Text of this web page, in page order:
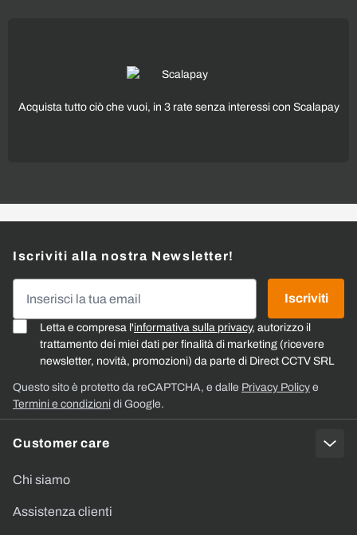
Acquista tutto ciò che vuoi, in 3 rate senza interessi con Scalapay
Customer care
Chi siamo
Assistenza clienti
Iscriviti alla nostra Newsletter!
Letta e compresa l'informativa sulla privacy, autorizzo il
trattamento dei miei dati per finalità di marketing (ricevere
newsletter, novità, promozioni) da parte di Direct CCTV SRL
Iscriviti
Questo sito è protetto da reCAPTCHA, e dalle Privacy Policy e
Termini e condizioni di Google.